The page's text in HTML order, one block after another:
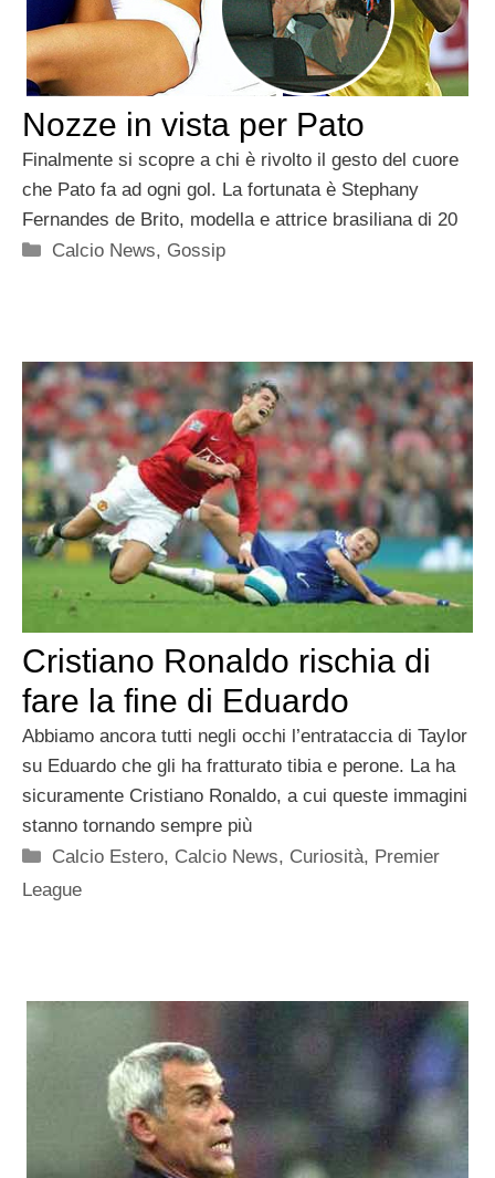
Nozze in vista per Pato
Finalmente si scopre a chi è rivolto il gesto del cuore
che Pato fa ad ogni gol. La fortunata è Stephany
Fernandes de Brito, modella e attrice brasiliana di 20
Categorie
Calcio News, Gossip
Cristiano Ronaldo rischia di
fare la fine di Eduardo
Abbiamo ancora tutti negli occhi l’entrataccia di Taylor
su Eduardo che gli ha fratturato tibia e perone. La ha
sicuramente Cristiano Ronaldo, a cui queste immagini
stanno tornando sempre più
Categorie
Calcio Estero, Calcio News, Curiosità, Premier
League